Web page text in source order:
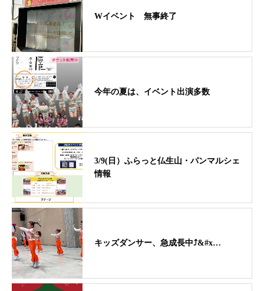
Wイベント 無事終了
今年の夏は、イベント出演多数
3/9(日）ふらっと仏生山・パンマルシェ
情報
キッズダンサー、急成長中⤴&#x…